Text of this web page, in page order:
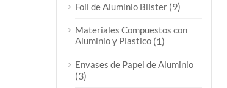
Foil de Aluminio Blister (9)
Materiales Compuestos con
Aluminio y Plastico (1)
Envases de Papel de Aluminio
(3)